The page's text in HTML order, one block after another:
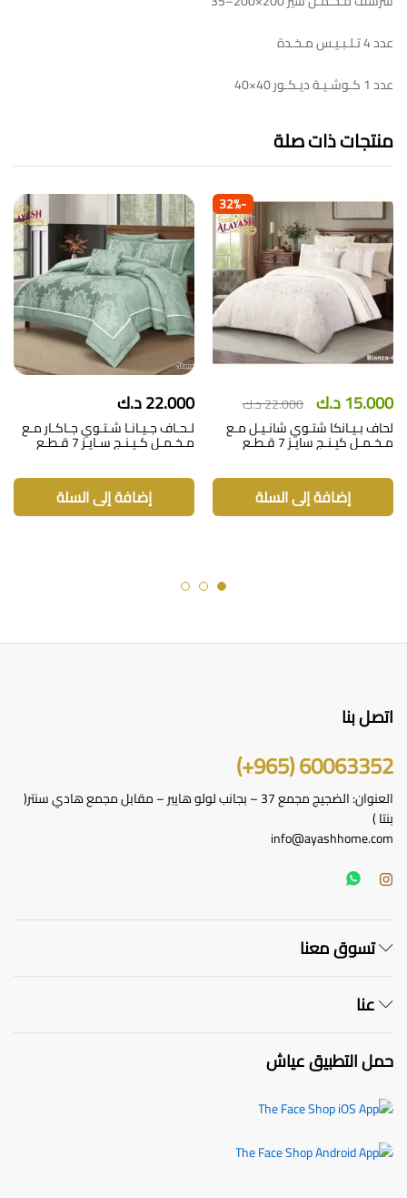
عدد 4 تـلـبـيـس مـخـدة
عدد 1 كـوشـيـة ديـكـور 40×40
منتجات ذات صلة
-
32%
15.000د.ك 22.000د.ك
لحاف بـيـانكا شتـوي شانـيـل مـع
مـخـمـل كيـنـج سايـز 7 قـطـع
إضافة إلى السلة
22.000د.ك
لـحـاف جـيـانـا شـتـوي جـاكـار مـع
مـخـمـل كـيـنـج سـايـز 7 قـطـع
إضافة إلى السلة
اتصل بنا
60063352 (965+)
العنوان: الضجيج مجمع 37 – بجانب لولو هايبر – مقابل مجمع هادي سنتر(
بنتا )
info@ayashhome.com
تسوق معنا
عنا
حمل التطبيق عياش